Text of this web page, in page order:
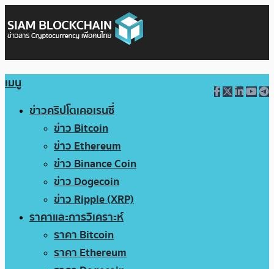
เมนู
ข่าวคริปโตเคอเรนซี่
ข่าว Bitcoin
ข่าว Ethereum
ข่าว Binance Coin
ข่าว Dogecoin
ข่าว Ripple (XRP)
ราคาและการวิเคราะห์
ราคา Bitcoin
ราคา Ethereum